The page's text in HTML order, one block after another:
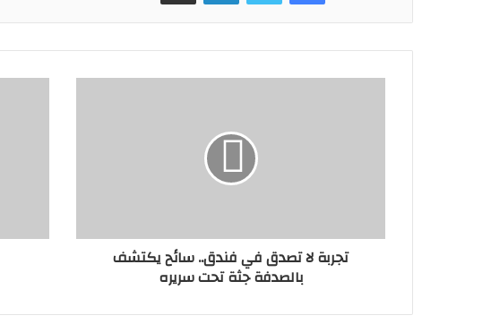
تجربة لا تصدق في فندق.. سائح يكتشف
بالصدفة جثة تحت سريره